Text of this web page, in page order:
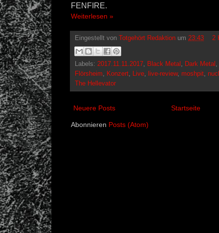
FENFIRE.
Weiterlesen »
Eingestellt von Totgehört Redaktion um 23:43 2
Labels: 2017.11.11.2017 Black Metal Dark Metal
Flörsheim
Konzert Live live-review, moshpit
The Hellevator
Neuere Posts Startseite
Abonnieren Posts (Atom)